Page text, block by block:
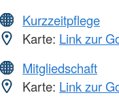
Kurzzeitpflege
Karte: Link zur
Mitgliedschaft
Karte: Link zur